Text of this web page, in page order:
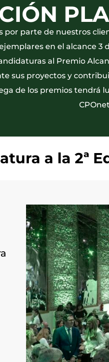
por parte de nuestros
en el alcance
al Premio
sus proyectos y
de los premios tendrá
a la 2ª